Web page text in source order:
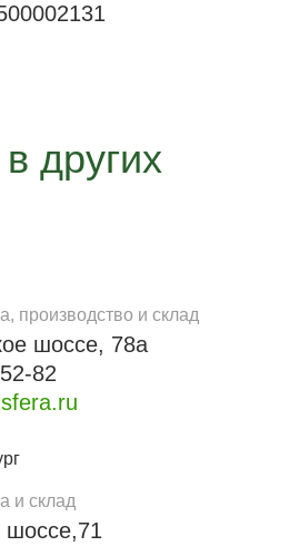
других
производство и склад
шоссе, 78а
82
и склад
шоссе,71